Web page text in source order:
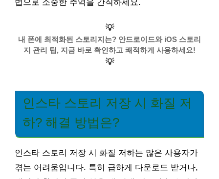
법으로 소중한 추억을 간직하세요.
💡
내 폰에 최적화된 스토리지는? 안드로이드와 iOS 스토리
지 관리 팁, 지금 바로 확인하고 쾌적하게 사용하세요!
💡
인스타 스토리 저장 시 화질 저
하? 해결 방법은?
인스타 스토리 저장 시 화질 저하는 많은 사용자가
겪는 어려움입니다. 특히 급하게 다운로드 받거나,